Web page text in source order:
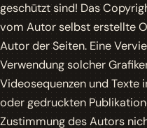
geschützt sind! Das
vom Autor selbst erstellte
Autor der Seiten. Eine
Verwendung solcher
Videosequenzen und Texte
oder gedruckten
Zustimmung des Autors